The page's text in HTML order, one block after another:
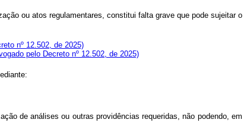
ou atos regulamentares, constitui falta grave que pode sujeitar o
nº 12.502, de 2025)
pelo Decreto nº 12.502, de 2025)
de análises ou outras providências requeridas, não podendo, em